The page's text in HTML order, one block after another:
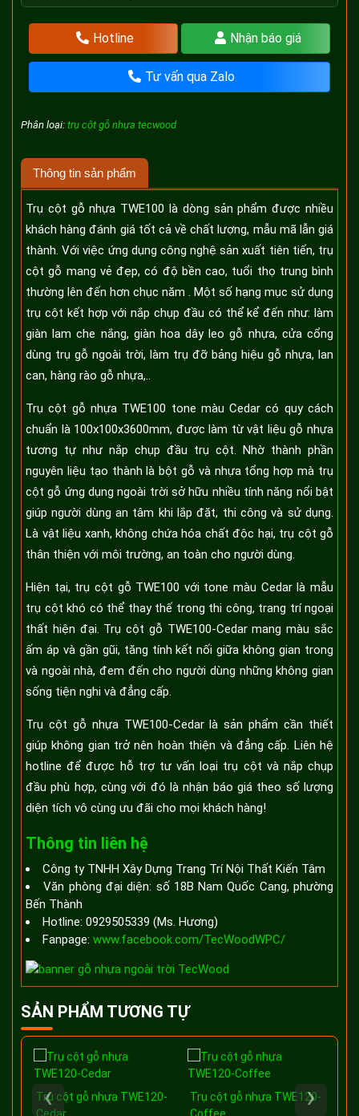
Hotline Nhận báo giá
Tư vấn qua Zalo
Phân loại: trụ cột gỗ nhựa tecwood
Thông tin sản phẩm
Trụ cột gỗ nhựa TWE100 là dòng sản phẩm được nhiều
khách hàng đánh giá tốt cả về chất lượng, mẫu mã lẫn giá
thành. Với việc ứng dụng công nghệ sản xuất tiên tiến, trụ
cột gỗ mang vẻ đẹp, có độ bền cao, tuổi thọ trung bình
thường lên đến hơn chục năm . Một số hạng mục sử dụng
trụ cột kết hợp với nắp chụp đầu có thể kể đến như: làm
giàn lam che nắng, giàn hoa dây leo gỗ nhựa, cửa cổng
dùng trụ gỗ ngoài trời, làm trụ đỡ bảng hiệu gỗ nhựa, lan
can, hàng rào gỗ nhựa,..
Trụ cột gỗ nhựa TWE100 tone màu Cedar có quy cách
chuẩn là 100x100x3600mm, được làm từ vật liệu gỗ nhựa
tương tự như nắp chụp đầu trụ cột. Nhờ thành phần
nguyên liệu tạo thành là bột gỗ và nhựa tổng hợp mà trụ
cột gỗ ứng dụng ngoài trời sở hữu nhiều tính năng nổi bật
giúp người dùng an tâm khi lắp đặt, thi công và sử dụng.
Là vật liệu xanh, không chứa hóa chất độc hại, trụ cột gỗ
thân thiện với môi trường, an toàn cho người dùng.
Hiện tại, trụ cột gỗ TWE100 với tone màu Cedar là mẫu
trụ cột khó có thể thay thế trong thi công, trang trí ngoại
thất hiện đại. Trụ cột gỗ TWE100-Cedar mang màu sắc
ấm áp và gần gũi, tăng tính kết nối giữa không gian trong
và ngoài nhà, đem đến cho người dùng những không gian
sống tiện nghi và đẳng cấp.
Trụ cột gỗ nhựa TWE100-Cedar là sản phẩm cần thiết
giúp không gian trở nên hoàn thiện và đẳng cấp. Liên hệ
hotline để được hỗ trợ tư vấn loại trụ cột và nắp chụp
đầu phù hợp, cùng với đó là nhận báo giá theo số lượng
diện tích vô cùng ưu đãi cho mọi khách hàng!
Thông tin liên hệ
Công ty TNHH Xây Dựng Trang Trí Nội Thất Kiến Tâm
Văn phòng đại diện: số 18B Nam Quốc Cang, phường
Bến Thành
Hotline: 0929505339 (Ms. Hương)
Fanpage: www.facebook.com/TecWoodWPC/
SẢN PHẨM TƯƠNG TỰ
Trụ cột gỗ nhựa TWE120-
Trụ cột gỗ nhựa TWE120-
‹ ›